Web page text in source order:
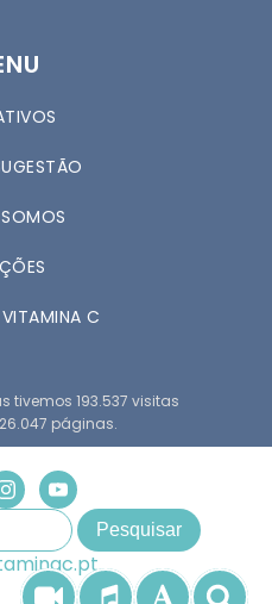
C
193.537 visitas
páginas.